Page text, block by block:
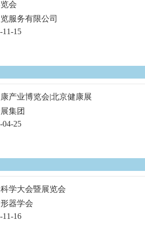
会
服务有限公司
11-15
产业博览会|北京健康展
集团
04-25
学大会暨展览会
器学会
11-16